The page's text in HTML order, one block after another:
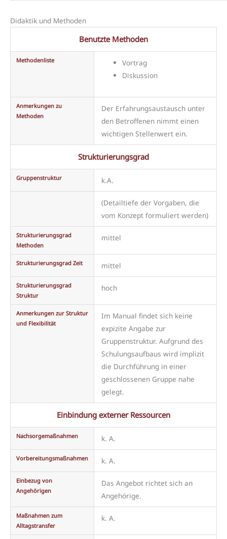
Didaktik und Methoden
Benutzte Methoden
Methodenliste
Vortrag
Diskussion
Anmerkungen zu
Methoden
Der Erfahrungsaustausch unter
den Betroffenen nimmt einen
wichtigen Stellenwert ein.
Strukturierungsgrad
Gruppenstruktur k.A.
(Detailtiefe der Vorgaben, die
vom Konzept formuliert werden)
Strukturierungsgrad
Methoden
mittel
Strukturierungsgrad Zeit mittel
Strukturierungsgrad
Struktur
hoch
Anmerkungen zur Struktur
und Flexibilität
Im Manual findet sich keine
expizite Angabe zur
Gruppenstruktur. Aufgrund des
Schulungsaufbaus wird implizit
die Durchführung in einer
geschlossenen Gruppe nahe
gelegt.
Einbindung externer Ressourcen
Nachsorgemaßnahmen k. A.
Vorbereitungsmaßnahmen k. A.
Einbezug von
Angehörigen
Das Angebot richtet sich an
Angehörige.
Maßnahmen zum
Alltagstransfer
k. A.